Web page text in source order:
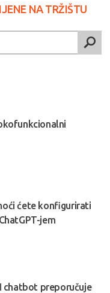
NA TRŽIŠTU
ćete konfigurirati
jem
chatbot preporučuje